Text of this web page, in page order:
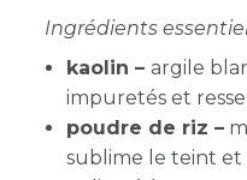
Ingrédients
kaolin – argile
impuretés et
poudre de riz –
sublime le teint